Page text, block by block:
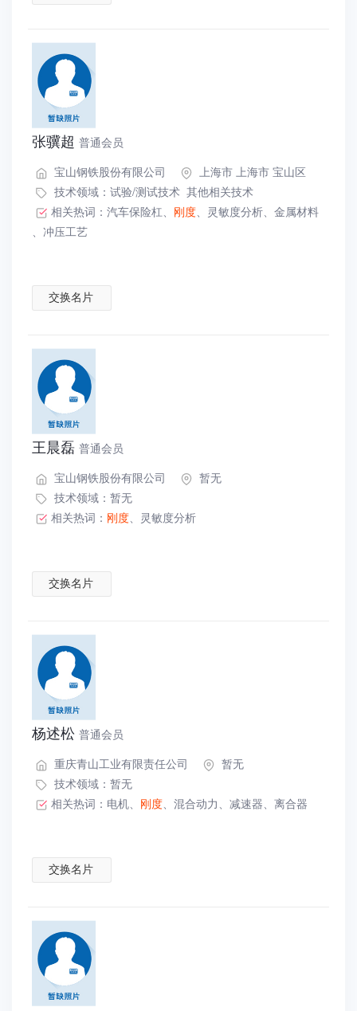
张骥超 普通会员
宝山钢铁股份有限公司
上海市 上海市 宝山区
技术领域： 试验/测试技术 其他相关技术
相关热词： 汽车保险杠、 刚度、 灵敏度分析、 金属材料
、 冲压工艺
交换名片
王晨磊 普通会员
宝山钢铁股份有限公司
暂无
技术领域：暂无
相关热词： 刚度、 灵敏度分析
交换名片
杨述松 普通会员
重庆青山工业有限责任公司
暂无
技术领域：暂无
相关热词： 电机、 刚度、 混合动力 、 减速器、 离合器
交换名片